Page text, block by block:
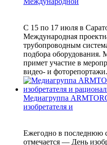
С 15 по 17 июля в
Международная
трубопроводным
подбора
примет участие в
видео- и
Медиагруппа
изобретателя и
Ежегодно в последнюю
отмечается — День